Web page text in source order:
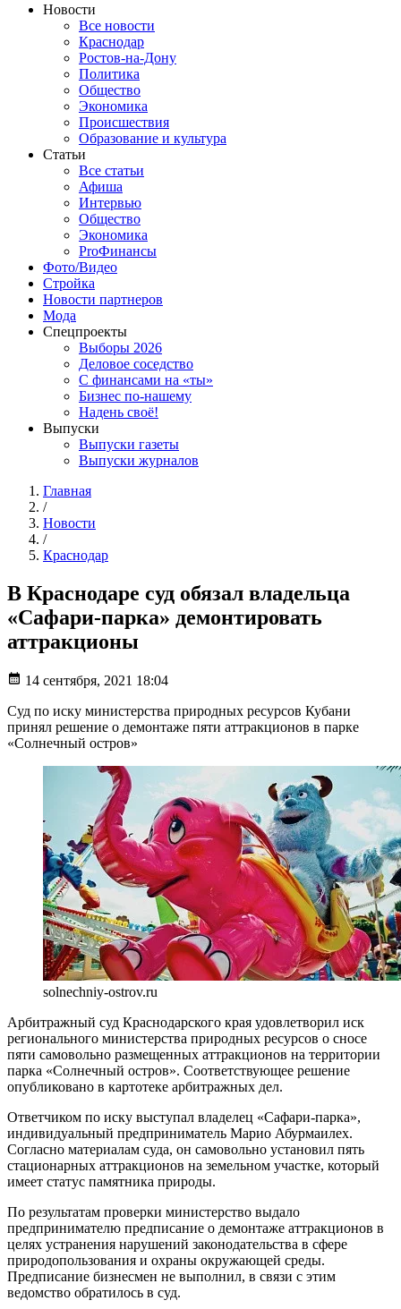
Новости
Все новости
Краснодар
Ростов-на-Дону
Политика
Общество
Экономика
Происшествия
Образование и культура
Статьи
Все статьи
Афиша
Интервью
Общество
Экономика
ProФинансы
Фото/Видео
Стройка
Новости партнеров
Мода
Спецпроекты
Выборы 2026
Деловое соседство
С финансами на «ты»
Бизнес по-нашему
Надень своё!
Выпуски
Выпуски газеты
Выпуски журналов
Главная
/
Новости
/
Краснодар
В Краснодаре суд обязал владельца
«Сафари-парка» демонтировать
аттракционы
14 сентября, 2021 18:04
Суд по иску министерства природных ресурсов Кубани
принял решение о демонтаже пяти аттракционов в парке
«Солнечный остров»
solnechniy-ostrov.ru
Арбитражный суд Краснодарского края удовлетворил иск
регионального министерства природных ресурсов о сносе
пяти самовольно размещенных аттракционов на территории
парка «Солнечный остров». Соответствующее решение
опубликовано в картотеке арбитражных дел.
Ответчиком по иску выступал владелец «Сафари-парка»,
индивидуальный предприниматель Марио Абурмаилех.
Согласно материалам суда, он самовольно установил пять
стационарных аттракционов на земельном участке, который
имеет статус памятника природы.
По результатам проверки министерство выдало
предпринимателю предписание о демонтаже аттракционов в
целях устранения нарушений законодательства в сфере
природопользования и охраны окружающей среды.
Предписание бизнесмен не выполнил, в связи с этим
ведомство обратилось в суд.